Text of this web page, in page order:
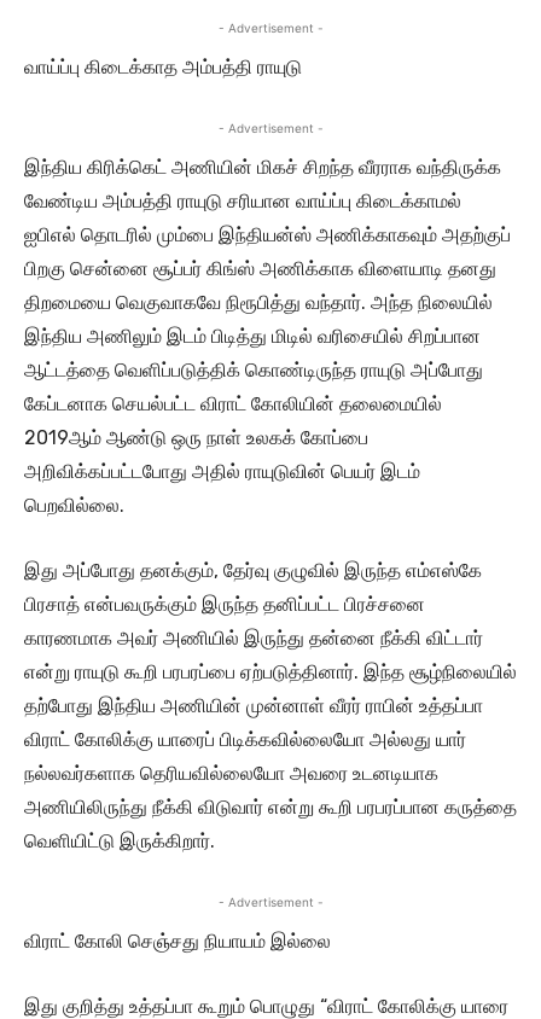
- Advertisement -
வாய்ப்பு கிடைக்காத அம்பத்தி ராயுடு
- Advertisement -
இந்திய கிரிக்கெட் அணியின் மிகச் சிறந்த வீரராக வந்திருக்க
வேண்டிய அம்பத்தி ராயுடு சரியான வாய்ப்பு கிடைக்காமல்
ஐபிஎல் தொடரில் மும்பை இந்தியன்ஸ் அணிக்காகவும் அதற்குப்
பிறகு சென்னை சூப்பர் கிங்ஸ் அணிக்காக விளையாடி தனது
திறமையை வெகுவாகவே நிரூபித்து வந்தார். அந்த நிலையில்
இந்திய அணிலும் இடம் பிடித்து மிடில் வரிசையில் சிறப்பான
ஆட்டத்தை வெளிப்படுத்திக் கொண்டிருந்த ராயுடு அப்போது
கேப்டனாக செயல்பட்ட விராட் கோலியின் தலைமையில்
2019ஆம் ஆண்டு ஒரு நாள் உலகக் கோப்பை
அறிவிக்கப்பட்டபோது அதில் ராயுடுவின் பெயர் இடம்
பெறவில்லை.
இது அப்போது தனக்கும், தேர்வு குழுவில் இருந்த எம்எஸ்கே
பிரசாத் என்பவருக்கும் இருந்த தனிப்பட்ட பிரச்சனை
காரணமாக அவர் அணியில் இருந்து தன்னை நீக்கி விட்டார்
என்று ராயுடு கூறி பரபரப்பை ஏற்படுத்தினார். இந்த சூழ்நிலையில்
தற்போது இந்திய அணியின் முன்னாள் வீரர் ராபின் உத்தப்பா
விராட் கோலிக்கு யாரைப் பிடிக்கவில்லையோ அல்லது யார்
நல்லவர்களாக தெரியவில்லையோ அவரை உடனடியாக
அணியிலிருந்து நீக்கி விடுவார் என்று கூறி பரபரப்பான கருத்தை
வெளியிட்டு இருக்கிறார்.
- Advertisement -
விராட் கோலி செஞ்சது நியாயம் இல்லை
இது குறித்து உத்தப்பா கூறும் பொழுது “விராட் கோலிக்கு யாரை